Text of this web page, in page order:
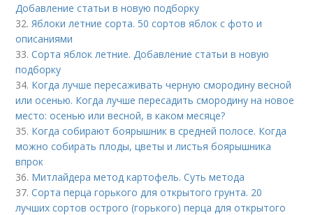
Добавление статьи в новую подборку
32. Яблоки летние сорта. 50 сортов яблок с фото и
описаниями
33.Сорта яблок летние. Добавление статьи в новую
подборку
34. Когда лучше пересаживать черную смородину весной
или осенью. Когда лучше пересадить смородину на новое
место: осенью или весной, в каком месяце?
35. Когда собирают боярышник в средней полосе. Когда
можно собирать плоды, цветы и листья боярышника
впрок
36. Митлайдера метод картофель. Суть метода
37.Сорта перца горького для открытого грунта. 20
лучших сортов острого (горького) перца для открытого